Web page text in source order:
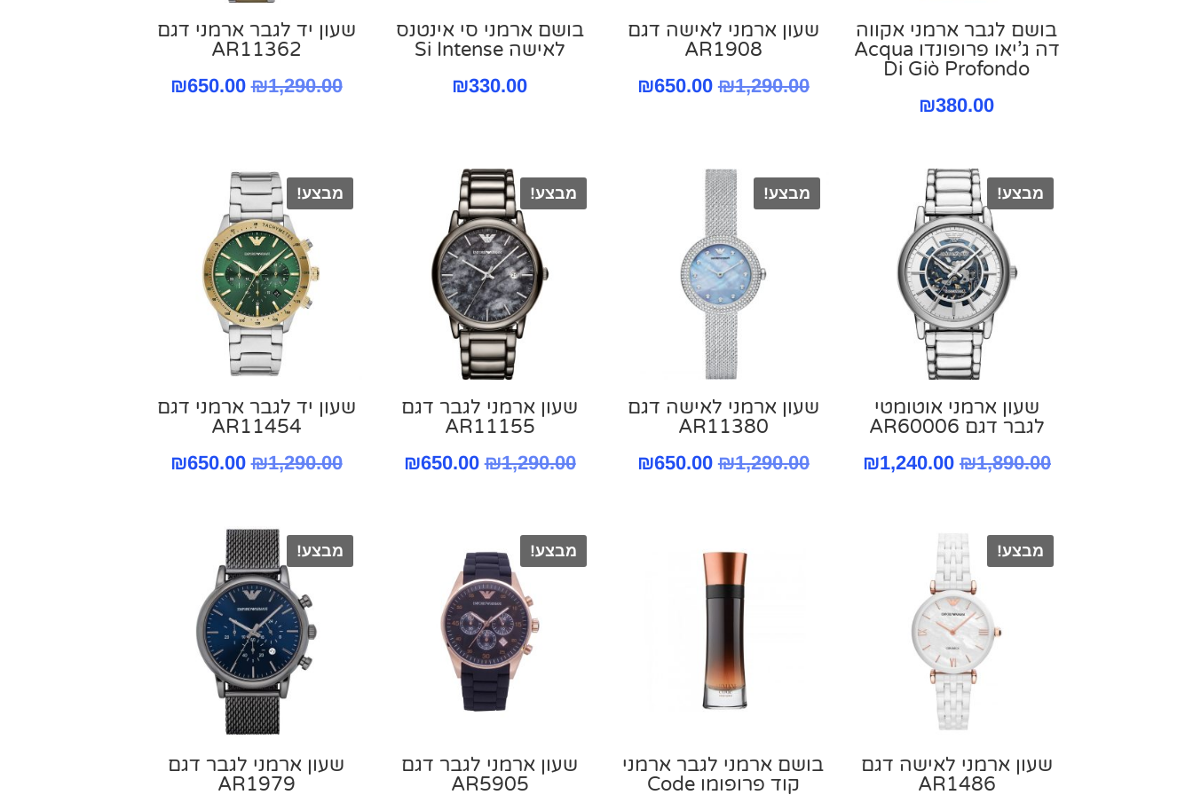
בושם לגבר ארמני אקווה
דה ג’יאו פרופונדו Acqua
Di Giò Profondo
₪380.00
שעון ארמני לאישה דגם
AR1908
₪1,290.00
המחיר
₪1,290.00.
₪650.00
₪650.00.
בושם ארמני סי אינטנס
לאישה Si Intense
₪330.00
שעון יד לגבר ארמני דגם
AR11362
₪1,290.00
המחיר
₪1,290.00.
₪650.00
מבצע!
שעון ארמני אוטומטי
לגבר דגם AR60006
₪1,890.00
המחיר
₪1,890.00.
₪1,240.00
המחיר
מבצע!
שעון ארמני לאישה דגם
AR11380
₪1,290.00
המחיר
₪1,290.00.
₪650.00
₪650.00.
מבצע!
שעון ארמני לגבר דגם
AR11155
₪1,290.00
המחיר
₪1,290.00.
₪650.00
₪650.00.
מבצע!
שעון יד לגבר ארמני דגם
AR11454
₪1,290.00
המחיר
היה:
₪1,290.00.
₪650.00
מבצע!
שעון ארמני לאישה דגם
AR1486
בושם ארמני לגבר ארמני
קוד פרופומו Code
מבצע!
שעון ארמני לגבר דגם
AR5905
מבצע!
שעון ארמני לגבר דגם
AR1979